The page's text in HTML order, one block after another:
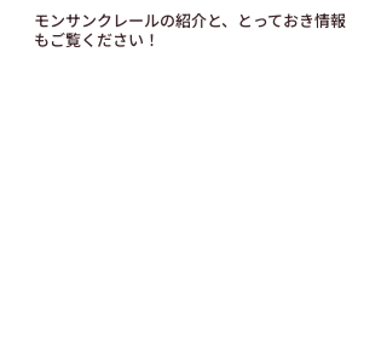
モンサンクレールの紹介と、とっておき情報
もご覧ください！